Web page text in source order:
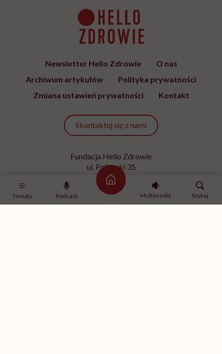
Tematy Podcast
Strona główna
Multimedia
Szukaj
Newsletter Hello Zdrowie
O nas
Archiwum artykułów
Polityka prywatności
Zmiana ustawień prywatności
Kontakt
Skontaktuj się z nami
Fundacja Hello Zdrowie
ul. Poleczki 35
02-822 Warszawa
NIP 9512613236
Kontakt z redakcją